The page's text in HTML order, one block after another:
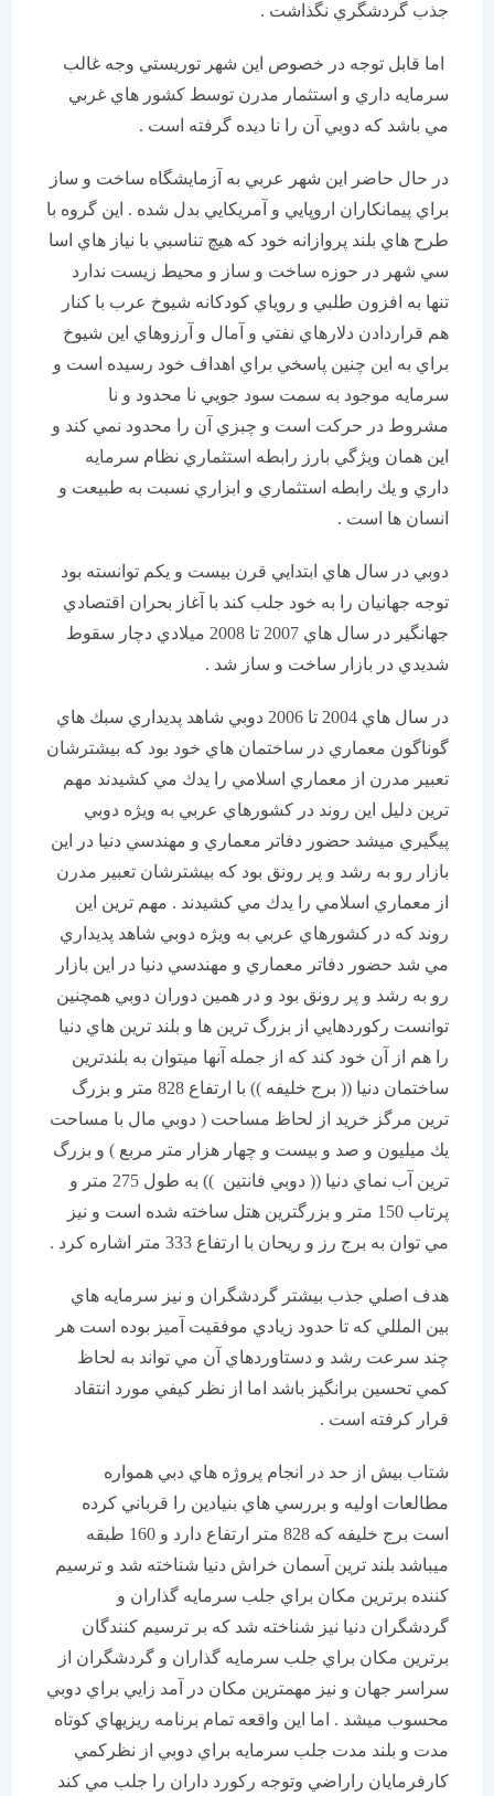
جذب گردشگري نگذاشت .
اما قابل توجه در خصوص اين شهر توريستي وجه غالب
سرمايه داري و استثمار مدرن توسط كشور هاي غربي
مي باشد كه دوبي آن را نا ديده گرفته است .
در حال حاضر اين شهر عربي به آزمايشگاه ساخت و ساز
براي پيمانكاران اروپايي و آمريكايي بدل شده . اين گروه با
طرح هاي بلند پروازانه خود كه هيچ تناسبي با نياز هاي اسا
سي شهر در حوزه ساخت و ساز و محيط زيست ندارد
تنها به افزون طلبي و روياي كودكانه شيوخ عرب با كنار
هم قراردادن دلارهاي نفتي و آمال و آرزوهاي اين شيوخ
براي به اين چنين پاسخي براي اهداف خود رسيده است و
سرمايه موجود به سمت سود جويي نا محدود و نا
مشروط در حركت است و چبزي آن را محدود نمي كند و
اين همان ويژگي بارز رابطه استثماري نظام سرمايه
داري و يك رابطه استثماري و ابزاري نسبت به طبيعت و
انسان ها است .
دوبي در سال هاي ابتدايي قرن بيست و يكم توانسته بود
توجه جهانيان را به خود جلب كند با آغاز بحران اقتصادي
جهانگير در سال هاي 2007 تا 2008 ميلادي دچار سقوط
شديدي در بازار ساخت و ساز شد .
در سال هاي 2004 تا 2006 دوبي شاهد پديداري سبك هاي
گوناگون معماري در ساختمان هاي خود بود كه بيشترشان
تعبير مدرن از معماري اسلامي را يدك مي كشيدند مهم
ترين دليل اين روند در كشورهاي عربي به ويژه دوبي
پيگيري ميشد حضور دفاتر معماري و مهندسي دنيا در اين
بازار رو به رشد و پر رونق بود كه بيشترشان تعبير مدرن
از معماري اسلامي را يدك مي كشيدند . مهم ترين اين
روند كه در كشورهاي عربي به ويژه دوبي شاهد پديداري
مي شد حضور دفاتر معماري و مهندسي دنيا در اين بازار
رو به رشد و پر رونق بود و در همين دوران دوبي همچنين
توانست ركوردهايي از بزرگ ترين ها و بلند ترين هاي دنيا
را هم از آن خود كند كه از جمله آنها ميتوان به بلندترين
ساختمان دنيا (( برج خليفه )) با ارتفاع 828 متر و بزرگ
ترين مرگز خريد از لحاظ مساحت ( دوبي مال با مساحت
يك ميليون و صد و بيست و چهار هزار متر مربع ) و بزرگ
ترين آب نماي دنيا (( دوبي فانتين )) به طول 275 متر و
پرتاب 150 متر و بزرگترين هتل ساخته شده است و نيز
مي توان به برج رز و ريحان با ارتفاع 333 متر اشاره كرد .
هدف اصلي جذب بيشتر گردشگران و نيز سرمايه هاي
بين المللي كه تا حدود زيادي موفقيت آميز بوده است هر
چند سرعت رشد و دستاوردهاي آن مي تواند به لحاظ
كمي تحسين برانگيز باشد اما از نظر كيفي مورد انتقاد
قرار كرفته است .
شتاب بيش از حد در انجام پروژه هاي دبي همواره
مطالعات اوليه و بررسي هاي بنيادين را قرباني كرده
است برج خليفه كه 828 متر ارتفاع دارد و 160 طبقه
ميباشد بلند ترين آسمان خراش دنيا شناخته شد و ترسيم
كننده برترين مكان براي جلب سرمايه گذاران و
گردشگران دنيا نيز شناخته شد كه بر ترسيم كنندگان
برترين مكان براي جلب سرمايه گذاران و گردشگران از
سراسر جهان و نيز مهمترين مكان در آمد زايي براي دوبي
محسوب ميشد . اما اين واقعه تمام برنامه ريزيهاي كوتاه
مدت و بلند مدت جلب سرمايه براي دوبي از نظركمي
كارفرمايان راراضي وتوجه ركورد داران را جلب مي كند